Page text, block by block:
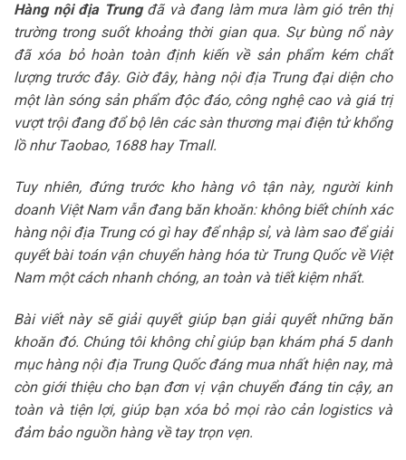
Hàng nội địa Trungđã và đang làm mưa làm gió trên thị
trường trong suốt khoảng thời gian qua. Sự bùng nổ này
đã xóa bỏ hoàn toàn định kiến về sản phẩm kém chất
lượng trước đây. Giờ đây, hàng nội địa Trung đại diện cho
một làn sóng sản phẩm độc đáo, công nghệ cao và giá trị
vượt trội đang đổ bộ lên các sàn thương mại điện tử khổng
lồ như Taobao, 1688 hay Tmall.
Tuy nhiên, đứng trước kho hàng vô tận này, người kinh
doanh Việt Nam vẫn đang băn khoăn: không biết chính xác
hàng nội địa Trung có gì hay để nhập sỉ, và làm sao để giải
quyết bài toán vận chuyển hàng hóa từ Trung Quốc về Việt
Nam một cách nhanh chóng, an toàn và tiết kiệm nhất.
Bài viết này sẽ giải quyết giúp bạn giải quyết những băn
khoăn đó. Chúng tôi không chỉ giúp bạn khám phá 5 danh
mục hàng nội địa Trung Quốc đáng mua nhất hiện nay, mà
còn giới thiệu cho bạn đơn vị vận chuyển đáng tin cậy, an
toàn và tiện lợi, giúp bạn xóa bỏ mọi rào cản logistics và
đảm bảo nguồn hàng về tay trọn vẹn.